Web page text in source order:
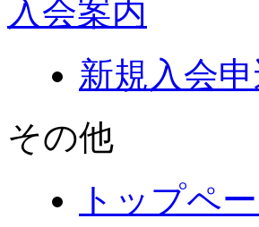
入会案内
新規入会
その他
トップペ